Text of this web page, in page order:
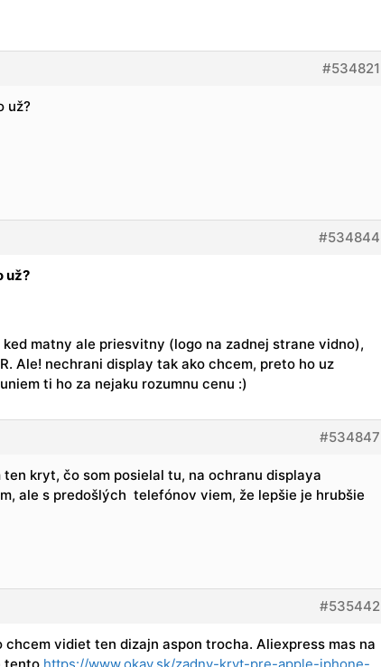
#534821
už?
#534844
už?
ked matny ale priesvitny (logo na zadnej strane vidno),
Ale! nechrani display tak ako chcem, preto ho uz
ti ho za nejaku rozumnu cenu :)
#534847
kryt, čo som posielal tu, na ochranu displaya
ale s predošlých telefónov viem, že lepšie je hrubšie
#535442
vidiet ten dizajn aspon trocha. Aliexpress mas na